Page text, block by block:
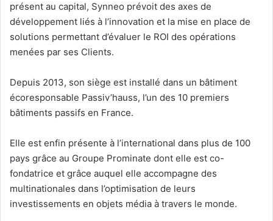
présent au capital, Synneo prévoit des axes de
développement liés à l’innovation et la mise en place de
solutions permettant d’évaluer le ROI des opérations
menées par ses Clients.
Depuis 2013, son siège est installé dans un bâtiment
écoresponsable Passiv’hauss, l’un des 10 premiers
bâtiments passifs en France.
Elle est enfin présente à l’international dans plus de 100
pays grâce au Groupe Prominate dont elle est co-
fondatrice et grâce auquel elle accompagne des
multinationales dans l’optimisation de leurs
investissements en objets média à travers le monde.